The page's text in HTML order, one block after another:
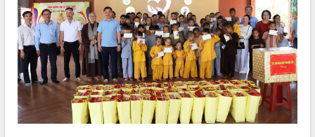
VĂN BẢN HĐND TỈNH
ĐIỂM TIN VĂN BẢN
QUY HOẠCH - KẾ HOẠCH